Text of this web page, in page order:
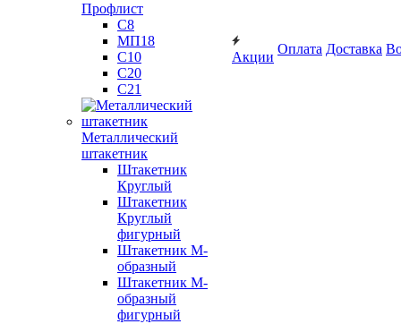
Профлист
С8
МП18
С10
С20
С21
Металлический
штакетник
Штакетник
Круглый
Штакетник
Круглый
фигурный
Штакетник М-
образный
Штакетник М-
образный
фигурный
Акции
Оплата Доставка